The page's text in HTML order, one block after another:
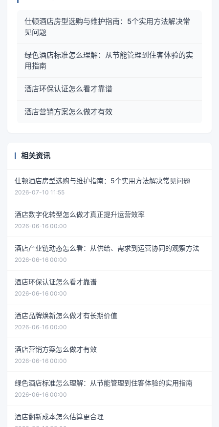
仕顿酒店房型选购与维护指南：5个实用方法解决常
见问题
绿色酒店标准怎么理解：从节能管理到住客体验的实
用指南
酒店环保认证怎么看才靠谱
酒店营销方案怎么做才有效
相关资讯
仕顿酒店房型选购与维护指南：5个实用方法解决常见问题
2026-07-10 11:55
酒店数字化转型怎么做才真正提升运营效率
2026-06-16 00:00
酒店产业链动态怎么看：从供给、需求到运营协同的观察方法
2026-06-16 00:00
酒店环保认证怎么看才靠谱
2026-06-16 00:00
酒店品牌焕新怎么做才有长期价值
2026-06-16 00:00
酒店营销方案怎么做才有效
2026-06-16 00:00
绿色酒店标准怎么理解：从节能管理到住客体验的实用指南
2026-06-16 00:00
酒店翻新成本怎么估算更合理